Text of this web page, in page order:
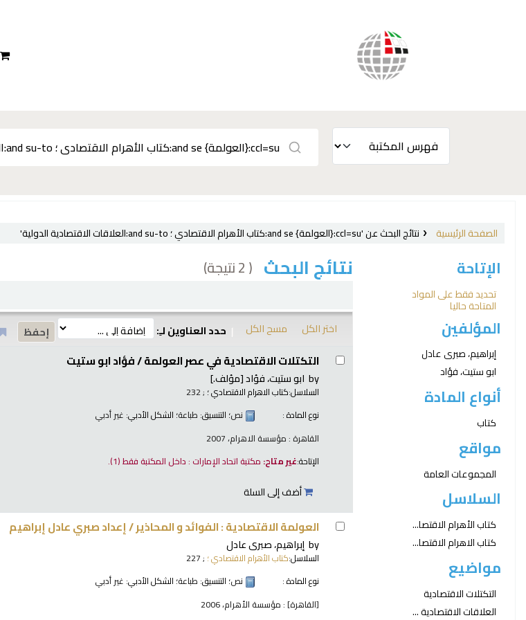
الصفحة الرئيسية نتائج البحث عن 'ccl=su:{العولمة} and se:كتاب الأهرام الاقتصادي ؛ and su-to:العلاقات الاقتصادية الدولية'
الإتاحة
تحديد فقط على المواد
المتاحة حاليا
المؤلفين
إبراهيم، صبرى عادل
ابو ستيت، فؤاد
أنواع المادة
كتاب
مواقع
المجموعات العامة
السلاسل
كتاب الأهرام الاقتصا...
كتاب الاهرام الاقتصا...
مواضيع
التكتلات الاقتصادية
العلاقات الاقتصادية ...
نتائج البحث ( 2 نتيجة)
اختر الكل مسح الكل حدد العناوين لـِ:
نتائج التكتلات الاقتصادية في عصر العولمة /فؤاد ابو ستيت
by ابو ستيت، فؤاد[مؤلف.]
السلاسل:كتاب الاهرام الاقتصادي ؛ ; 232
نوع المادة :
نص؛ التنسيق: طباعة؛ الشكل الأدبي: غير أدبي
القاهرة : مؤسسة الاهرام، 2007
الإتاحة:غير متاح: مكتبة اتحاد الإمارات : داخل المكتبة فقط(1).
أضف إلى السلة
العولمة الاقتصادية : الفوائد و المحاذير /إعداد صبري عادل إبراهيم
by إبراهيم، صبرى عادل
السلاسل:كتاب الأهرام الاقتصادي ؛ ; 227
نوع المادة :
نص؛ التنسيق: طباعة؛ الشكل الأدبي: غير أدبي
[القاهرة] : مؤسسة الأهرام، 2006